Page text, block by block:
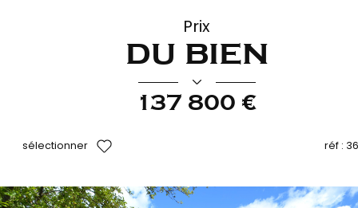
Prix
du bien
137 800 €
sélectionner réf :